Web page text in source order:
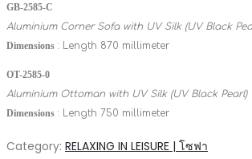
GB-2585-C
Aluminium Corner Sofa with UV Silk (UV Black
Dimensions : Length 870 millimeter
OT-2585-0
Aluminium Ottoman with UV Silk (UV Black Pearl)
Dimensions : Length 750 millimeter
Category: RELAXING IN LEISURE | โซฟา